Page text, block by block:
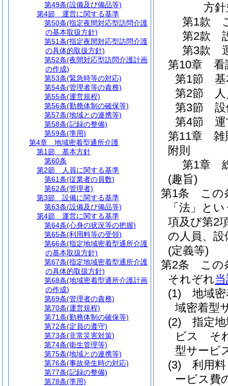
方
第1款
第2款
第3款
第10章
看
第1節
第2節
第3節
第4節
第11章
雑
附則
第1章
(趣旨)
第1条
この
「法」と
項及び第2
の人員、
(定義等)
第2条
この
それぞれ
(1)
地域
域密着型
(2)
指定
ビス そ
型サービ
(3)
利用
ービス費
第49条(設備及び備品等)
第4節
運営に関する基準
第50条(指定夜間対応型訪問介護
の基本取扱方針)
第51条(指定夜間対応型訪問介護
の具体的取扱方針)
第52条(夜間対応型訪問介護計画
の作成)
第53条(緊急時等の対応)
第54条(管理者等の責務)
第55条(運営規程)
第56条(勤務体制の確保等)
第57条(地域との連携等)
第58条(記録の整備)
第59条(準用)
第4章
地域密着型通所介護
第1節
基本方針
第60条
第2節
人員に関する基準
第61条(従業者の員数)
第62条(管理者)
第3節
設備に関する基準
第63条(設備及び備品等)
第4節
運営に関する基準
第64条(心身の状況等の把握)
第65条(利用料等の受領)
第66条(指定地域密着型通所介護
の基本取扱方針)
第67条(指定地域密着型通所介護
の具体的取扱方針)
第68条(地域密着型通所介護計画
の作成)
第69条(管理者の責務)
第70条(運営規程)
第71条(勤務体制の確保等)
第72条(定員の遵守)
第73条(非常災害対策)
第74条(衛生管理等)
第75条(地域との連携等)
第76条(事故発生時の対応)
第77条(記録の整備)
第78条(準用)